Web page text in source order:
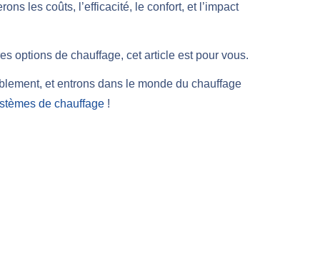
les coûts, l’efficacité, le confort, et l’impact
options de chauffage, cet article est pour vous.
et entrons dans le monde du chauffage
de chauffage !